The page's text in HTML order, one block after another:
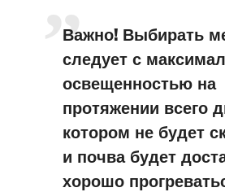
Важно! Выбирать
следует с
освещенностью на
протяжении всего
котором не будет
и почва будет
хорошо